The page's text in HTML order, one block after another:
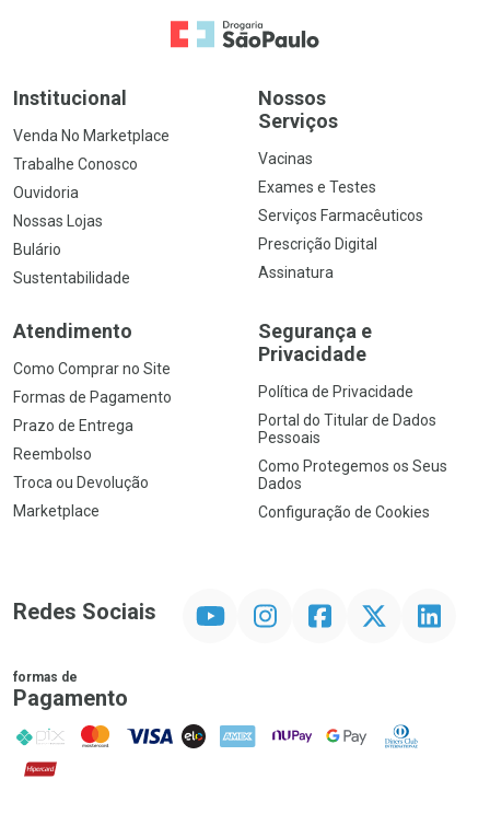
Ir para a Home
Institucional
Venda No Marketplace
Trabalhe Conosco
Ouvidoria
Nossas Lojas
Bulário
Sustentabilidade
Nossos
Serviços
Vacinas
Exames e Testes
Serviços Farmacêuticos
Prescrição Digital
Assinatura
Atendimento
Como Comprar no Site
Formas de Pagamento
Prazo de Entrega
Reembolso
Troca ou Devolução
Marketplace
Segurança e
Privacidade
Política de Privacidade
Portal do Titular de Dados
Pessoais
Como Protegemos os Seus
Dados
Configuração de Cookies
Redes Sociais InstagramFacebookTwitter Linkedin
formas de
Pagamento
PIX MasterCard
VISA ELO AMEX NuPay Google PayDiners Club
Hipercard